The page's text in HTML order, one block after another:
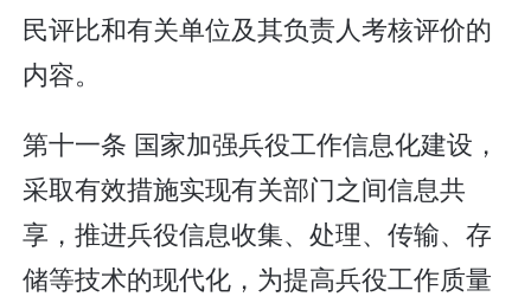
民评比和有关单位及其负责人考核评价的
内容。
第十一条 国家加强兵役工作信息化建设，
采取有效措施实现有关部门之间信息共
享，推进兵役信息收集、处理、传输、存
储等技术的现代化，为提高兵役工作质量